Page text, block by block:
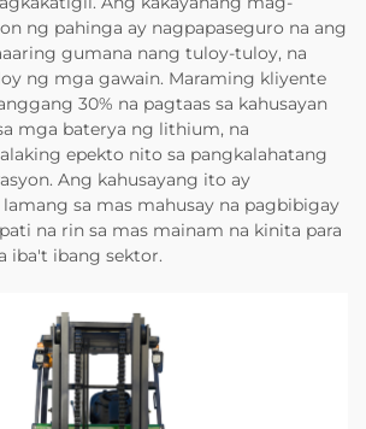
ng pahinga ay nagpapaseguro na ang
gumana nang tuloy-tuloy, na
ng mga gawain. Maraming kliyente
30% na pagtaas sa kahusayan
mga baterya ng lithium, na
epekto nito sa pangkalahatang
Ang kahusayang ito ay
sa mas mahusay na pagbibigay
na rin sa mas mainam na kinita para
iba't ibang sektor.